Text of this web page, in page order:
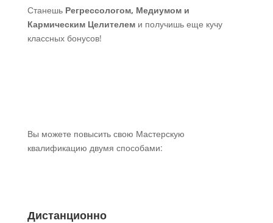
Станешь Регрессологом, Медиумом и
Кармическим Целителеми получишь еще кучу
классных бонусов!
Вы можете повысить свою Мастерскую
квалификацию двумя способами:
Дистанционно